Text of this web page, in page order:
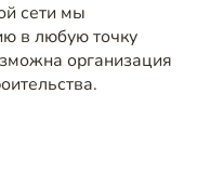
сети мы
в любую точку
организация